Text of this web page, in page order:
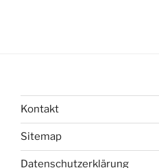
Kontakt
Sitemap
Datenschutzerklärung